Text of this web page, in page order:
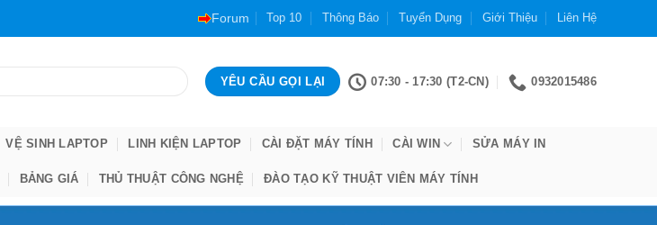
Forum Top 10 Thông Báo Tuyển Dụng Giới Thiệu Liên Hệ
07:30 - 17:30 (T2-CN) 0932015486
VỆ SINH LAPTOP LINH KIỆN LAPTOP CÀI ĐẶT MÁY TÍNH CÀI WIN SỬA MÁY IN
BẢNG GIÁ THỦ THUẬT CÔNG NGHỆ ĐÀO TẠO KỸ THUẬT VIÊN MÁY TÍNH